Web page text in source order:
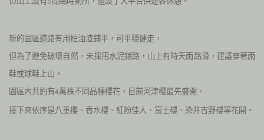
新的園區道路有用柏油渣鋪平，可平穩健走，
但為了避免破壞自然，未採用水泥鋪路，山上有時天雨路滑，建議穿著雨
鞋或球鞋上山。
園區內共約有4萬株不同品種櫻花，目前河津櫻最先盛開，
接下來依序是八重櫻、香水櫻、紅粉佳人、富士櫻、染井吉野櫻等花開。